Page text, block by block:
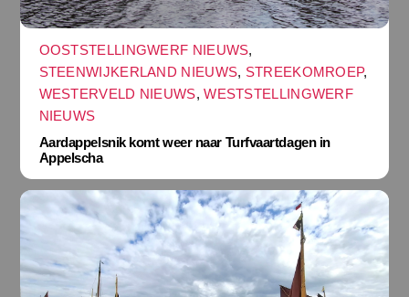
OOSTSTELLINGWERF NIEUWS,
STEENWIJKERLAND NIEUWS, STREEKOMROEP,
WESTERVELD NIEUWS,WESTSTELLINGWERF
NIEUWS
Aardappelsnik komt weer naar Turfvaartdagen in
Appelscha